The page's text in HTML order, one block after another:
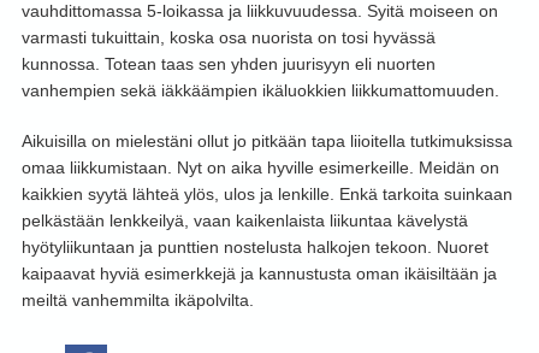
vauhdittomassa 5-loikassa ja liikkuvuudessa. Syitä moiseen on
varmasti tukuittain, koska osa nuorista on tosi hyvässä
kunnossa. Totean taas sen yhden juurisyyn eli nuorten
vanhempien sekä iäkkäämpien ikäluokkien liikkumattomuuden.
Aikuisilla on mielestäni ollut jo pitkään tapa liioitella tutkimuksissa
omaa liikkumistaan. Nyt on aika hyville esimerkeille. Meidän on
kaikkien syytä lähteä ylös, ulos ja lenkille. Enkä tarkoita suinkaan
pelkästään lenkkeilyä, vaan kaikenlaista liikuntaa kävelystä
hyötyliikuntaan ja punttien nostelusta halkojen tekoon. Nuoret
kaipaavat hyviä esimerkkejä ja kannustusta oman ikäisiltään ja
meiltä vanhemmilta ikäpolvilta.